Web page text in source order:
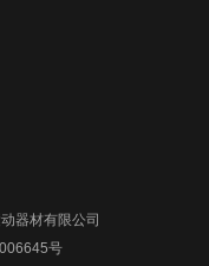
器材有限公司
号